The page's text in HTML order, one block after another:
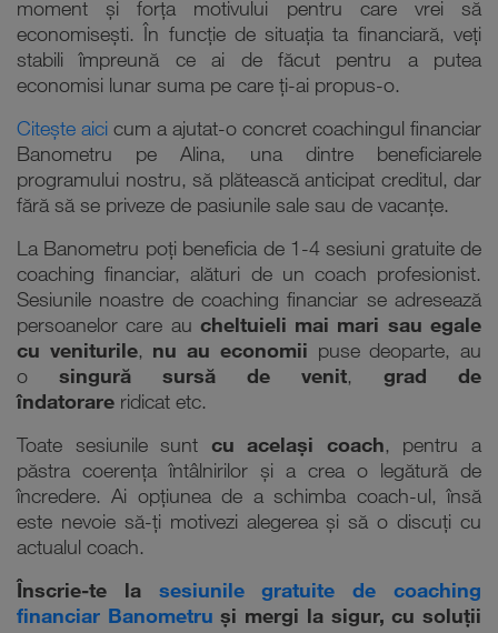
moment șiforța motivului pentru care vrei să
economisești. În funcție de situația ta financiară, veți
stabili împreună ce ai de făcut pentru a putea
economisi lunar suma pe care ți-ai propus-o.
Citește aici cum a ajutat-o concret coachingul financiar
Banometru pe Alina, una dintre beneficiarele
programului nostru, să plătească anticipat creditul, dar
fără să se priveze de pasiunile sale sau de vacanțe.
La Banometru poți beneficia de 1-4 sesiuni gratuite de
coaching financiar, alături de un coach profesionist.
Sesiunile noastre de coaching financiar se adresează
persoanelor care au cheltuieli mai mari sau egale
cu veniturile, nu au economii puse deoparte, au
o singură sursă de venit, grad de
îndatorare ridicat etc.
Toate sesiunile sunt cu același coach, pentru a
păstra coerența întâlnirilor și a crea o legătură de
încredere. Ai opțiunea de a schimba coach-ul, însă
este nevoie să-ți motivezi alegerea și să o discuți cu
actualul coach.
Înscrie-te la sesiunile gratuite de coaching
financiar Banometruși mergi la sigur, cu soluții